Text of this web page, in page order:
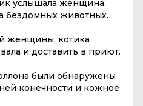
услышала женщина,
бездомных животных.
женщины, котика
и доставить в приют.
были обнаружены
конечности и кожное